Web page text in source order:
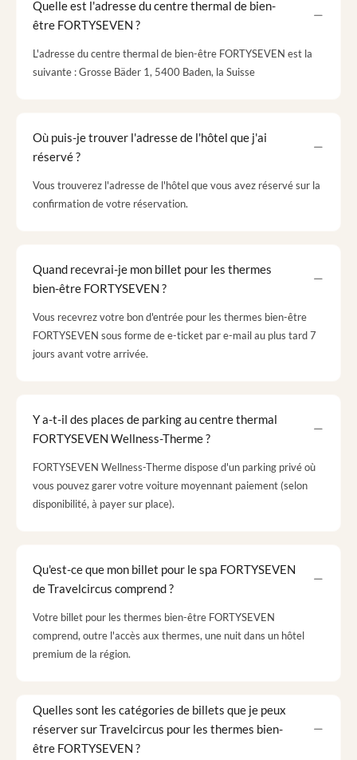
Quelle est l'adresse du centre thermal de bien-
être FORTYSEVEN ?
L'adresse du centre thermal de bien-être FORTYSEVEN est la
suivante : Grosse Bäder 1, 5400 Baden, la Suisse
Où puis-je trouver l'adresse de l'hôtel que j'ai
réservé ?
Vous trouverez l'adresse de l'hôtel que vous avez réservé sur la
confirmation de votre réservation.
Quand recevrai-je mon billet pour les thermes
bien-être FORTYSEVEN ?
Vous recevrez votre bon d'entrée pour les thermes bien-être
FORTYSEVEN sous forme de e-ticket par e-mail au plus tard 7
jours avant votre arrivée.
Y a-t-il des places de parking au centre thermal
FORTYSEVEN Wellness-Therme ?
FORTYSEVEN Wellness-Therme dispose d'un parking privé où
vous pouvez garer votre voiture moyennant paiement (selon
disponibilité, à payer sur place).
Qu'est-ce que mon billet pour le spa FORTYSEVEN
de Travelcircus comprend ?
Votre billet pour les thermes bien-être FORTYSEVEN
comprend, outre l'accès aux thermes, une nuit dans un hôtel
premium de la région.
Quelles sont les catégories de billets que je peux
réserver sur Travelcircus pour les thermes bien-
être FORTYSEVEN ?